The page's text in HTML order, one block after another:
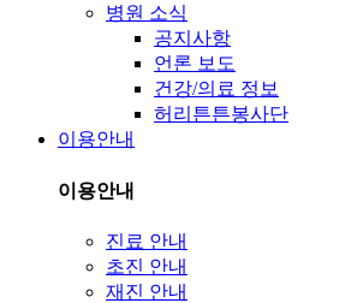
병원 소식
공지사항
언론 보도
건강/의료 정보
허리튼튼봉사단
이용안내
이용안내
진료 안내
초진 안내
재진 안내